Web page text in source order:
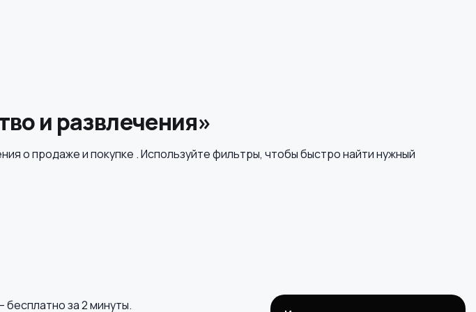
и развлечения»
о продаже и покупке . Используйте фильтры, чтобы быстро найти нужный
бесплатно за 2 минуты.